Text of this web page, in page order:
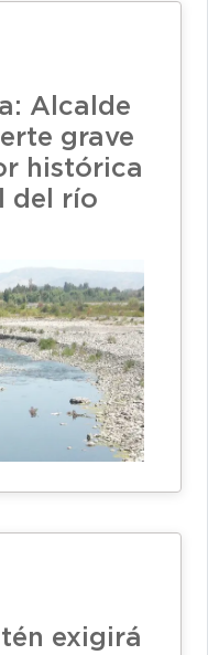
Alcalde
grave
histórica
del río
exigirá